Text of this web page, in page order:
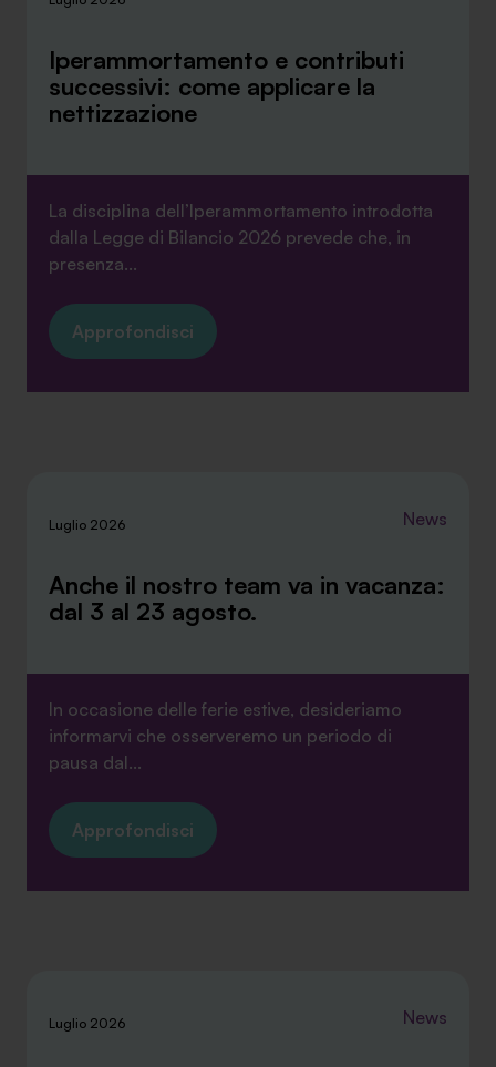
Iperammortamento e contributi
successivi: come applicare la
nettizzazione
La disciplina dell’Iperammortamento introdotta
dalla Legge di Bilancio 2026 prevede che, in
presenza...
Approfondisci
Luglio 2026 News
Anche il nostro team va in vacanza:
dal 3 al 23 agosto.
In occasione delle ferie estive, desideriamo
informarvi che osserveremo un periodo di
pausa dal...
Approfondisci
Luglio 2026 News